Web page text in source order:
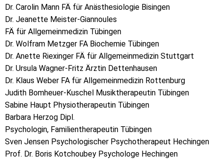
Dr. Carolin Mann FÄ für Anästhesiologie Bisingen
Dr. Jeanette Meister-Giannoules
FÄ für Allgemeinmedizin Tübingen
Dr. Wolfram Metzger FA Biochemie Tübingen
Dr. Anette Riexinger FÄ für Allgemeinmedizin Stuttgart
Dr. Ursula Wagner-Fritz Ärztin Dettenhausen
Dr. Klaus Weber FA für Allgemeinmedizin Rottenburg
Judith Bomheuer-Kuschel Musiktherapeutin Tübingen
Sabine Haupt Physiotherapeutin Tübingen
Barbara Herzog Dipl.
Psychologin, Familientherapeutin Tübingen
Sven Jensen Psychologischer Psychotherapeut Hechingen
Prof. Dr. Boris Kotchoubey Psychologe Hechingen